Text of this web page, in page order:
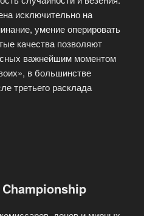
исключительно на
умение оперировать
качества позволяют
важнейшим моментом
в большинстве
третьего расклада